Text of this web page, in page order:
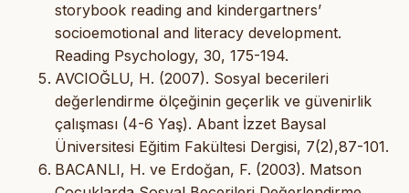
storybook reading and kindergartners’
socioemotional and literacy development.
Reading Psychology, 30, 175-194.
AVCIOĞLU, H. (2007). Sosyal becerileri
değerlendirme ölçeğinin geçerlik ve güvenirlik
çalışması (4-6 Yaş). Abant İzzet Baysal
Üniversitesi Eğitim Fakültesi Dergisi, 7(2),87-101.
BACANLI, H. ve Erdoğan, F. (2003). Matson